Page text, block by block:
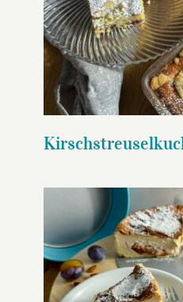
James
Air Fryer